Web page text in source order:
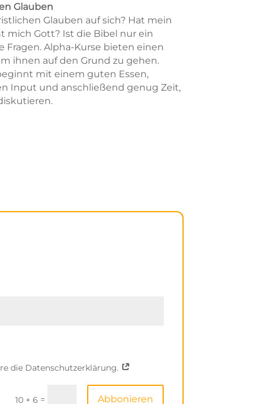
Glauben
Glauben auf sich? Hat mein
mich Gott? Ist die Bibel nur ein
Fragen. Alpha-Kurse bieten einen
ihnen auf den Grund zu gehen.
mit einem guten Essen,
Input und anschließend genug Zeit,
die Datenschutzerklärung.
10 + 6 = Abbonieren